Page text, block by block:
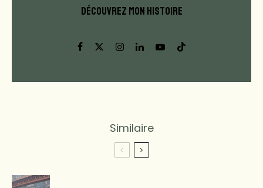
DÉCOUVREZ MON HISTOIRE
Similaire